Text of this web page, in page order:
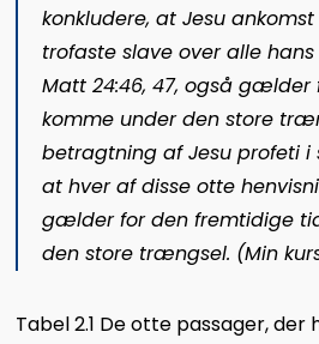
konkludere, at Jesu
trofaste slave over alle
Matt 24:46, 47, også gælder
komme under den store
betragtning af Jesu profeti i
at hver af disse otte
gælder for den fremtidige
den store trængsel. (Min
Tabel 2.1 De otte passager,